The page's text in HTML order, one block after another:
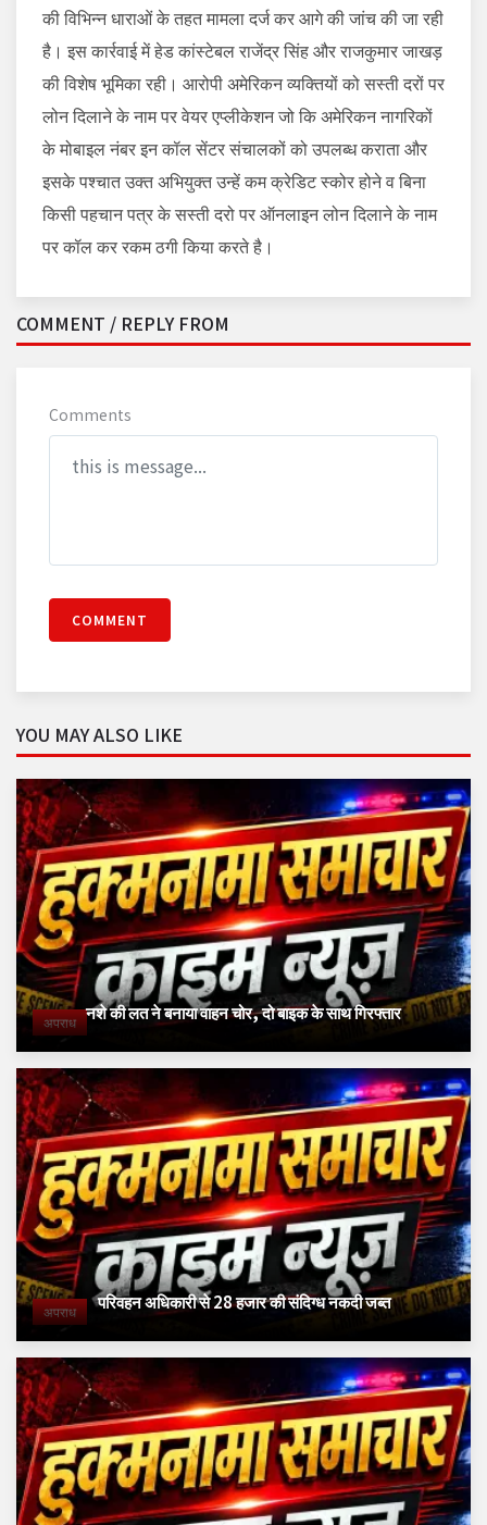
की विभिन्न धाराओं के तहत मामला दर्ज कर आगे की जांच की जा रही
है। इस कार्रवाई में हेड कांस्टेबल राजेंद्र सिंह और राजकुमार जाखड़
की विशेष भूमिका रही। आरोपी अमेरिकन व्यक्तियों को सस्ती दरों पर
लोन दिलाने के नाम पर वेयर एप्लीकेशन जो कि अमेरिकन नागरिकों
के मोबाइल नंबर इन कॉल सेंटर संचालकों को उपलब्ध कराता और
इसके पश्चात उक्त अभियुक्त उन्हें कम क्रेडिट स्कोर होने व बिना
किसी पहचान पत्र के सस्ती दरो पर ऑनलाइन लोन दिलाने के नाम
पर कॉल कर रकम ठगी किया करते है।
COMMENT / REPLY FROM
Comments
COMMENT
YOU MAY ALSO LIKE
अपराध नशे की लत ने बनाया वाहन चोर, दो बाइक के साथ गिरफ्तार
अपराध परिवहन अधिकारी से 28 हजार की संदिग्ध नकदी जब्त